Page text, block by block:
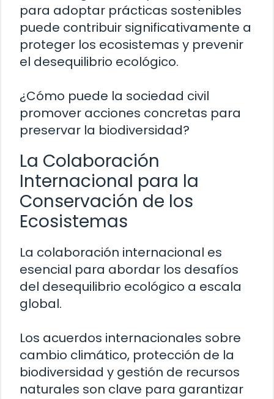
para adoptar prácticas sostenibles
puede contribuir significativamente a
proteger los ecosistemas y prevenir
el desequilibrio ecológico.
¿Cómo puede la sociedad civil
promover acciones concretas para
preservar la biodiversidad?
La Colaboración
Internacional para la
Conservación de los
Ecosistemas
La colaboración internacional es
esencial para abordar los desafíos
del desequilibrio ecológico a escala
global.
Los acuerdos internacionales sobre
cambio climático, protección de la
biodiversidad y gestión de recursos
naturales son clave para garantizar